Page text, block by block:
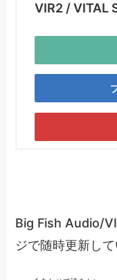
VIR2 / VITAL
Big Fish Audio/
ジで随時更新して